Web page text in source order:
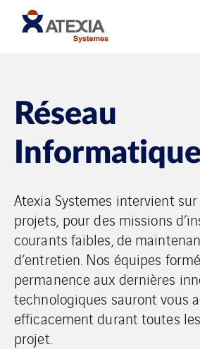
Réseau
Atexia Systemes intervient
projets, pour des missions
courants faibles, de
d’entretien. Nos équipes
permanence aux dernières
technologiques sauront vous
efficacement durant toutes
projet.